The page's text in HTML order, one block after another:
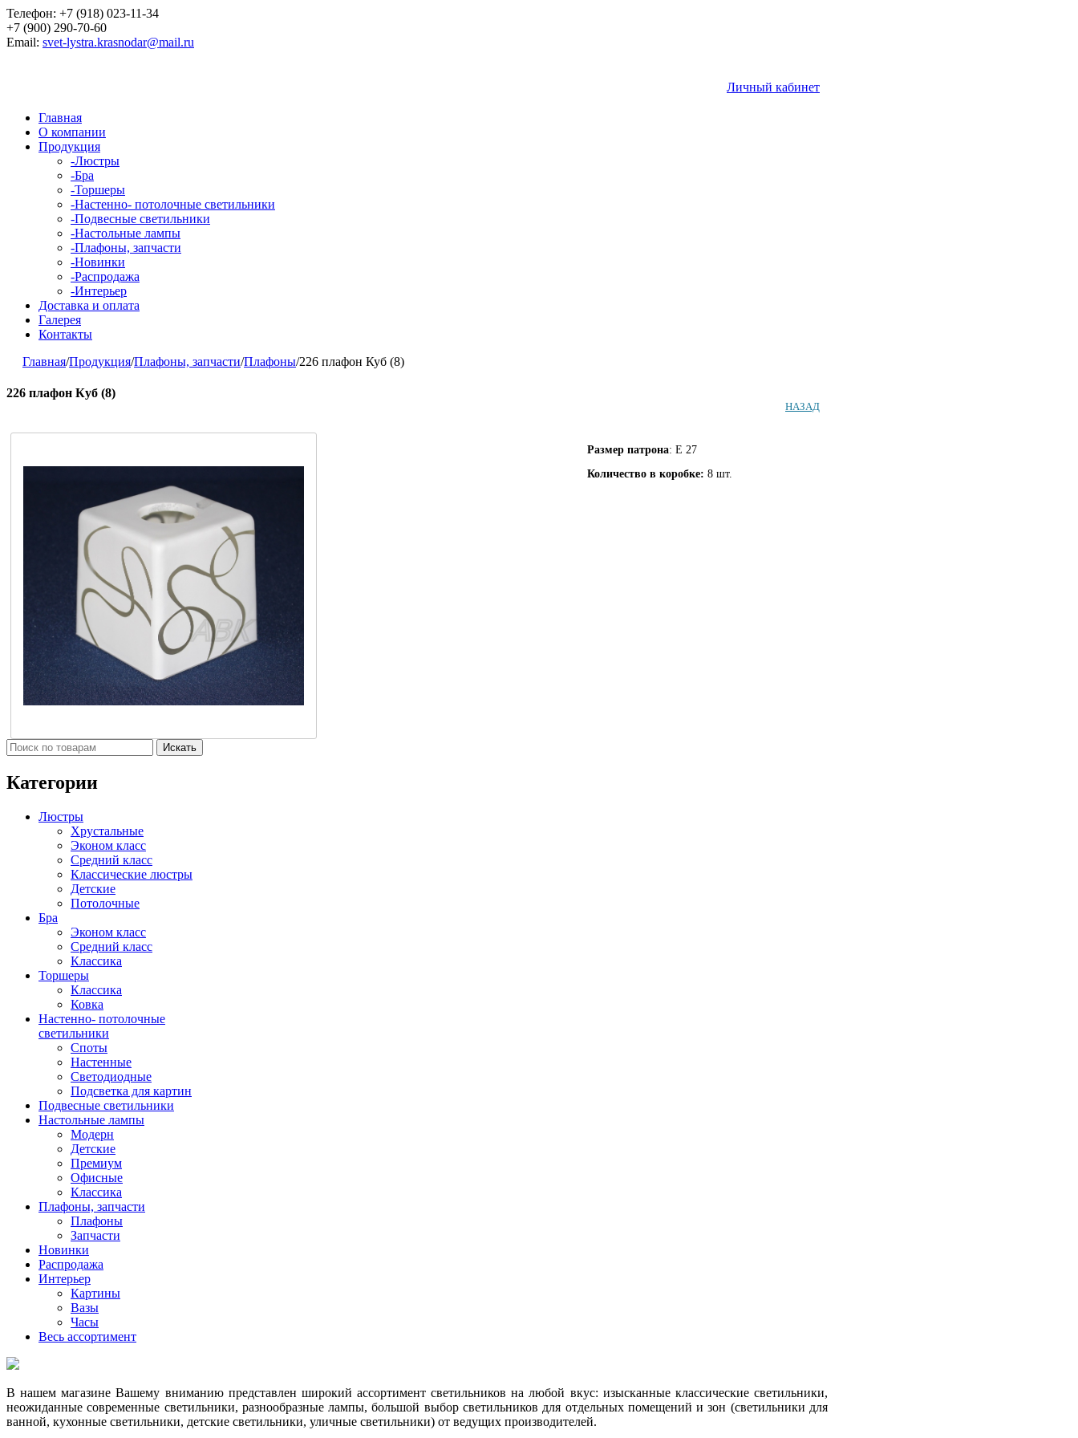
Телефон: +7 (918) 023-11-34
+7 (900) 290-70-60
Email: svet-lystra.krasnodar@mail.ru
Личный кабинет
Главная
О компании
Продукция
-Люстры
-Бра
-Торшеры
-Настенно- потолочные светильники
-Подвесные светильники
-Настольные лампы
-Плафоны, запчасти
-Новинки
-Распродажа
-Интерьер
Доставка и оплата
Галерея
Контакты
Главная/Продукция/Плафоны, запчасти/Плафоны/226 плафон Куб (8)
НАЗАД
226 плафон Куб (8)
Размер патрона: Е 27
Количество в коробке: 8 шт.
Искать
Категории
Люстры
Хрустальные
Эконом класс
Средний класс
Классические люстры
Детские
Потолочные
Бра
Эконом класс
Средний класс
Классика
Торшеры
Классика
Ковка
Настенно- потолочные
светильники
Споты
Настенные
Светодиодные
Подсветка для картин
Подвесные светильники
Настольные лампы
Модерн
Детские
Премиум
Офисные
Классика
Плафоны, запчасти
Плафоны
Запчасти
Новинки
Распродажа
Интерьер
Картины
Вазы
Часы
Весь ассортимент
В нашем магазине Вашему вниманию представлен широкий ассортимент светильников на любой вкус: изысканные классические светильники,
неожиданные современные светильники, разнообразные лампы, большой выбор светильников для отдельных помещений и зон (светильники для
ванной, кухонные светильники, детские светильники, уличные светильники) от ведущих производителей.